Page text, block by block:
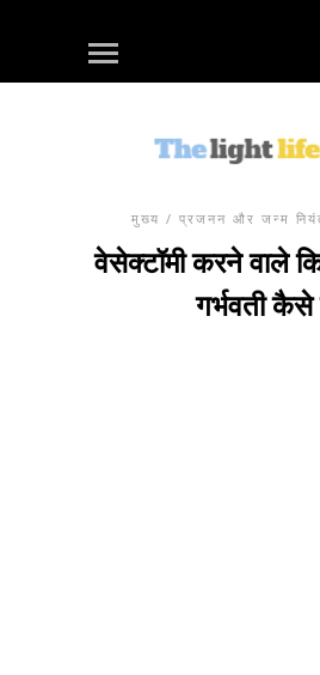
मुख्य / प्रजनन और जन्म
वेसेक्टॉमी करने वाले
गर्भवती कैसे